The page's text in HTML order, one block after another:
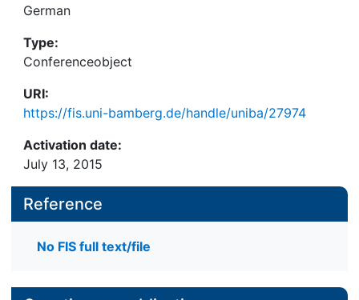
German
Type:
Conferenceobject
URI:
https://fis.uni-bamberg.de/handle/uniba/27974
Activation date:
July 13, 2015
Reference
No FIS full text/file